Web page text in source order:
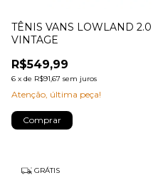
TÊNIS VANS LOWLAND 2.0
VINTAGE
R$549,99
6 x de R$91,67 sem juros
Atenção, última peça!
Comprar
GRÁTIS